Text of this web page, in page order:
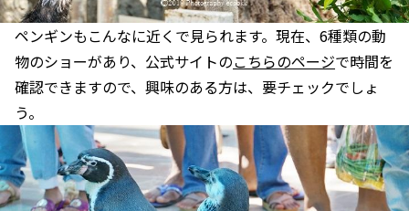
ペンギンもこんなに近くで見られます。現在、6種類の動
物のショーがあり、公式サイトのこちらのページで時間を
確認できますので、興味のある方は、要チェックでしょ
う。